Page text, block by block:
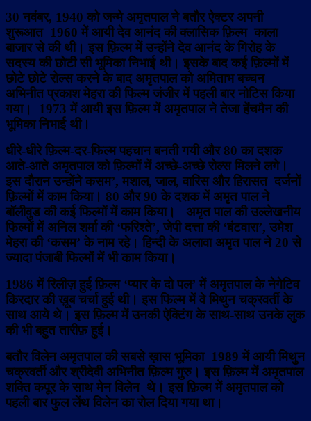
30 नवंबर, 1940 को जन्मे अमृतपाल ने बतौर ऐक्टर अपनी
शुरूआत 1960 में आयी देव आनंद की क्लासिक फ़िल्म काला
बाजार से की थी। इस फ़िल्म में उन्होंने देव आनंद के गिरोह के
सदस्य की छोटी सी भूमिका निभाई थी। इसके बाद कई फ़िल्मों में
छोटे छोटे रोल्स करने के बाद अमृतपाल को अमिताभ बच्चन
अभिनीत प्रकाश मेहरा की फिल्म जंजीर में पहली बार नोटिस किया
गया।
1973 में आयी इस फ़िल्म में अमृतपाल ने तेजा हेंचमैन की
भूमिका निभाई थी।
धीरे-धीरे फ़िल्म-दर-फिल्म पहचान बनती गयी और 80 का दशक
आते-आते अमृतपाल को फ़िल्मों में अच्छे-अच्छे रोल्स मिलने लगे।
इस दौरान उन्होंने कसम’, मशाल, जाल, वारिस और हिरासत दर्जनों
फ़िल्मों में काम किया। 80 और 90 के दशक में अमृत पाल ने
बॉलीवुड की कई फिल्मों में काम किया।
अमृत पाल की उल्लेखनीय
फिल्मों में अनिल शर्मा की ‘फरिश्ते’, जेपी दत्ता की ‘बंटवारा’, उमेश
मेहरा की ‘कसम’ के नाम रहे। हिन्दी के अलावा अमृत पाल ने 20 से
ज्यादा पंजाबी फिल्मों में भी काम किया।
1986 में रिलीज़ हुई फ़िल्म ‘प्यार के दो पल’ में अमृतपाल के नेगेटिव
किरदार की ख़ूब चर्चा हुई थी। इस फिल्म में वे मिथुन चक्रवर्ती के
साथ आये थे। इस फ़िल्म में उनकी ऐक्टिंग के साथ-साथ उनके लुक
की भी बहुत तारीफ़ हुई।
बतौर विलेन अमृतपाल की सबसे ख़ास भूमिका 1989 में आयी मिथुन
चक्रवर्ती और श्रीदेवी अभिनीत फ़िल्म गुरु। इस फ़िल्म में अमृतपाल
शक्ति कपूर के साथ मेन विलेन थे। इस फ़िल्म में अमृतपाल को
पहली बार फुल लेंथ विलेन का रोल दिया गया था।